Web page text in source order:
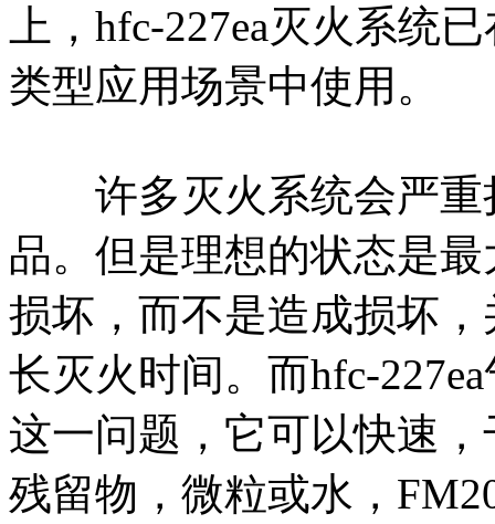
上，hfc-227ea灭火系统
类型应用场景中使用。
许多灭火系统会严重
品。但是理想的状态是
损坏，而不是造成损坏
长灭火时间。而hfc-
这一问题，它可以快速
残留物，微粒或水，